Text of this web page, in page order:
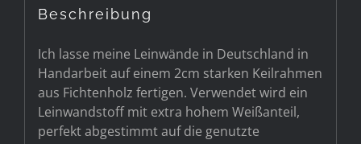
Beschreibung
Ich lasse meine Leinwände in Deutschland in
Handarbeit auf einem 2cm starken Keilrahmen
aus Fichtenholz fertigen. Verwendet wird ein
Leinwandstoff mit extra hohem Weißanteil,
perfekt abgestimmt auf die genutzte